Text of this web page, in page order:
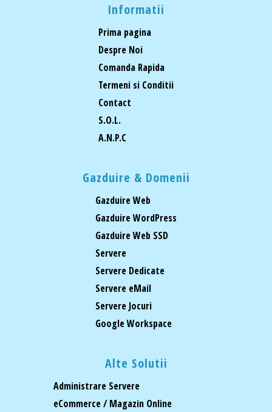
Informatii
Prima pagina
Despre Noi
Comanda Rapida
Termeni si Conditii
Contact
S.O.L.
A.N.P.C
Gazduire & Domenii
Gazduire Web
Gazduire WordPress
Gazduire Web SSD
Servere
Servere Dedicate
Servere eMail
Servere Jocuri
Google Workspace
Alte Solutii
Administrare Servere
eCommerce / Magazin Online